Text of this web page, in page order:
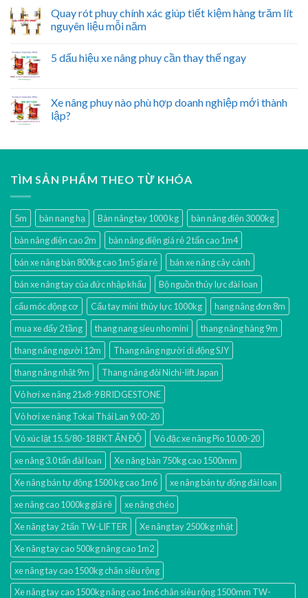
Quay rót phuy chính xác giúp tiết kiệm hàng trăm lít
nguyên liệu mỗi năm
5 dấu hiệu xe nâng phuy cần thay thế ngay
Xe nâng phuy nào phù hợp doanh nghiệp mới thành
lập?
TÌM SẢN PHẨM THEO TỪ KHÓA
5m bàn nang hạ Bàn nâng tay 1000 kg
bàn nâng điện 3000kg
bàn nâng điện cao 2m
bàn nâng điện giá rẻ 2 tấn cao 1m4
bán xe nâng bàn 800kg cao 1m5 gía rẻ
bán xe nâng cây cảnh
bán xe nâng tay của đức nhập khẩu
Bộ nguồn thủy lực đài loan
cẩu móc động cơ
Cẩu tay mini thủy lực 1000kg
hang nâng đơn 8m
mua xe đẩy 2 tầng
thang nang sieu nho mini
thang nâng hàng 9m
thang nâng người 12m
Thang nâng người di động SJY
thang nâng nhật 9m
Thang nâng đôi Nichi-lift Japan
Vỏ hơi xe nâng 21x8-9 BRIDGESTONE
Vỏ hơi xe nâng Tokai Thái Lan 9.00-20
Vỏ xúc lật 15.5/80-18 BKT ẤN ĐỘ
Vỏ đặc xe nâng Pio 10.00-20
xe nâng 3.0 tấn đài loan
Xe nâng bàn 750kg cao 1500mm
Xe nâng bán tự động 1500 kg cao 1m6
xe nâng bán tự động đài loan
xe nâng cao 1000kg giá rẻ
xe nâng chéo
Xe nâng tay 2 tấn TW-LIFTER
Xe nâng tay 2500kg nhật
Xe nâng tay cao 500kg nâng cao 1m2
xe nâng tay cao 1500kg chân siêu rộng
Xe nâng tay cao 1500kg nâng cao 1m6 chân siêu rộng 1500mm TW-